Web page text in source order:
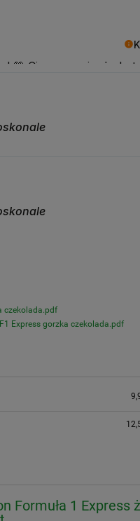
💚 Cieszymy się, że
czekolada.pdf
Express gorzka czekolada.pdf
Formuła 1 Express